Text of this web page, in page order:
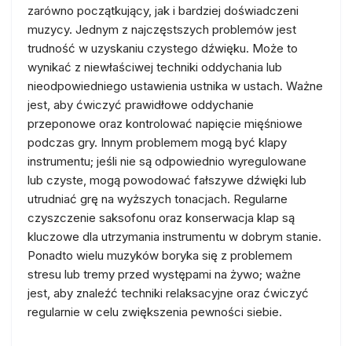
zarówno początkujący, jak i bardziej doświadczeni
muzycy. Jednym z najczęstszych problemów jest
trudność w uzyskaniu czystego dźwięku. Może to
wynikać z niewłaściwej techniki oddychania lub
nieodpowiedniego ustawienia ustnika w ustach. Ważne
jest, aby ćwiczyć prawidłowe oddychanie
przeponowe oraz kontrolować napięcie mięśniowe
podczas gry. Innym problemem mogą być klapy
instrumentu; jeśli nie są odpowiednio wyregulowane
lub czyste, mogą powodować fałszywe dźwięki lub
utrudniać grę na wyższych tonacjach. Regularne
czyszczenie saksofonu oraz konserwacja klap są
kluczowe dla utrzymania instrumentu w dobrym stanie.
Ponadto wielu muzyków boryka się z problemem
stresu lub tremy przed występami na żywo; ważne
jest, aby znaleźć techniki relaksacyjne oraz ćwiczyć
regularnie w celu zwiększenia pewności siebie.